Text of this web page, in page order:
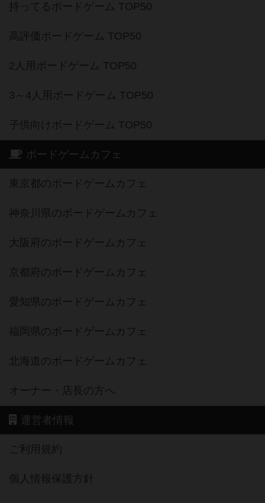
持ってるボードゲーム TOP50
高評価ボードゲーム TOP50
2人用ボードゲーム TOP50
3～4人用ボードゲーム TOP50
子供向けボードゲーム TOP50
ボードゲームカフェ
東京都のボードゲームカフェ
神奈川県のボードゲームカフェ
大阪府のボードゲームカフェ
京都府のボードゲームカフェ
愛知県のボードゲームカフェ
福岡県のボードゲームカフェ
北海道のボードゲームカフェ
オーナー・店長の方へ
運営者情報
ご利用規約
個人情報保護方針